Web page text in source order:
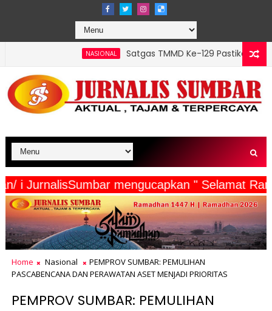
Satgas TMMD Ke-129 Pastikan Kesehatan Warga
i JurnalisSumbar mengucapkan "
Home Nasional
PEMPROV SUMBAR: PEMULIHAN
PASCABENCANA DAN PERAWATAN ASET MENJADI PRIORITAS
PEMPROV SUMBAR: PEMULIHAN